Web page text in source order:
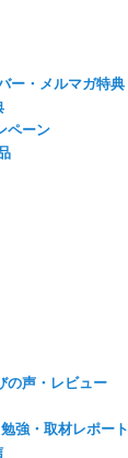
ー・メルマガ特典
ペーン
の声・レビュー
強・取材レポート